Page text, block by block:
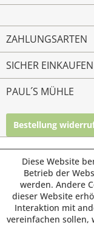
ZAHLUNGSARTEN
SICHER EINKAUFEN
PAUL´S MÜHLE
Bestellung
© Paul's Mühle |
Fax: 02361 -
Diese Website
Betrieb der
werden. Andere
dieser Website
Interaktion mit
vereinfachen sollen,